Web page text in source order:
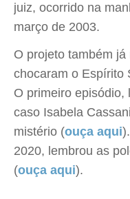
juiz, ocorrido na
março de 2003.
O projeto também
chocaram o Espírito
O primeiro episódio,
caso Isabela
mistério (ouça aqui
2020, lembrou as
(ouça aqui).